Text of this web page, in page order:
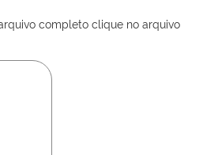
completo clique no arquivo